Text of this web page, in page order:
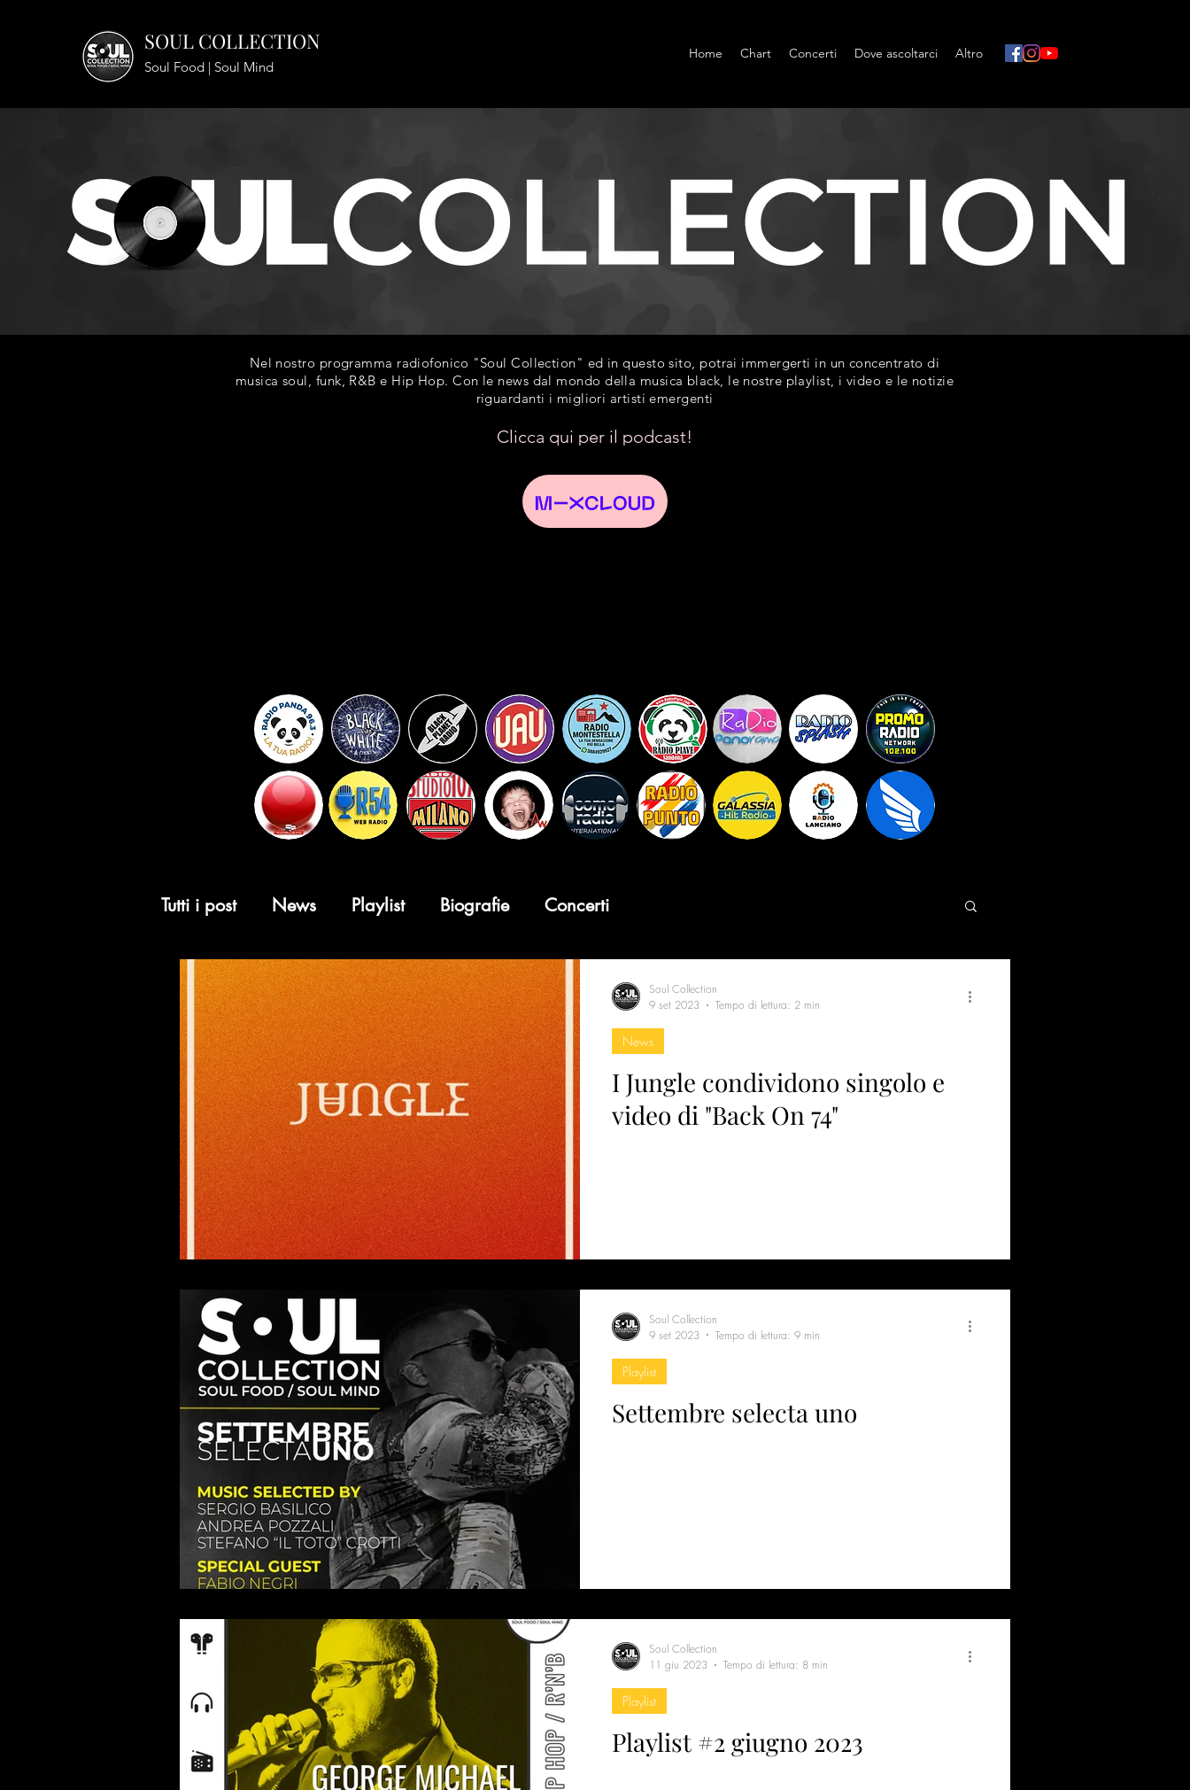
SOUL COLLECTION
Soul Food | Soul Mind
Home Chart Concerti Dove ascoltarci Altro
Nel nostro programma radiofonico "Soul Collection" ed in questo sito, potrai immergerti in un concentrato di
musica soul, funk, R&B e Hip Hop. Con le news dal mondo della musica black, le nostre playlist, i video e le notizie
riguardanti i migliori artisti emergenti
Clicca qui per il podcast!
Tutti i post News Playlist Biografie Concerti
I Jungle condividono singolo e
video di "Back On 74"
News
Soul Collection
9 set 2023
Tempo di lettura: 2 min
Settembre selecta uno
Playlist
Soul Collection
9 set 2023
Tempo di lettura: 9 min
Playlist #2 giugno 2023
Playlist
Soul Collection
11 giu 2023
Tempo di lettura: 8 min